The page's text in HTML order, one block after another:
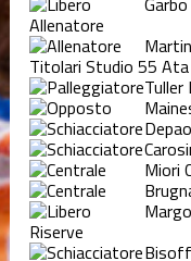
Allenatore
Titolari Studio 55
Tuller
Miori
Riserve